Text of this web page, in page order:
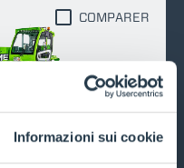
Informazioni sui cookie
COMPARER